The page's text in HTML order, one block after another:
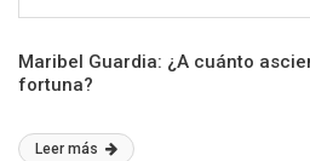
Maribel Guardia: ¿A cuánto
fortuna?
Leer más